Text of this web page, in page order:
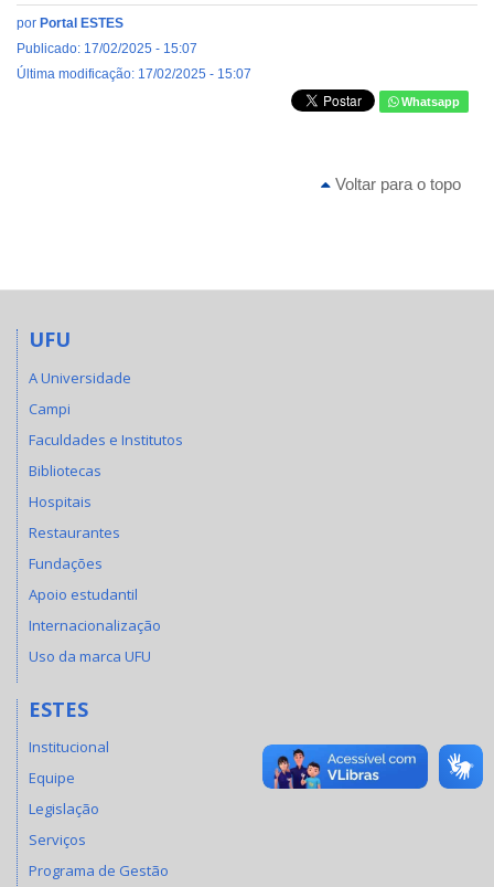
por Portal ESTES
Publicado: 17/02/2025 - 15:07
Última modificação: 17/02/2025 - 15:07
Whatsapp
Voltar para o topo
UFU
A Universidade
Campi
Faculdades e Institutos
Bibliotecas
Hospitais
Restaurantes
Fundações
Apoio estudantil
Internacionalização
Uso da marca UFU
ESTES
Institucional
Equipe
Legislação
Serviços
Programa de Gestão